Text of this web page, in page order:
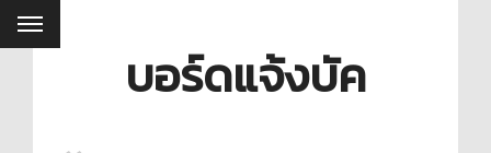
บอร์ดแจ้งบัค